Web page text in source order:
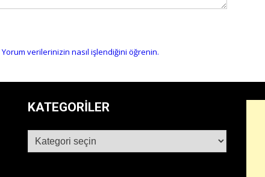
Yorum verilerinizin nasıl işlendiğini öğrenin.
KATEGORILER